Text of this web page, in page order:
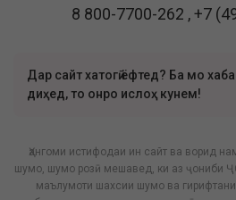
8 800-7700-262 ,+7
Дар сайт хатогӣ ёфтед? Ба мо
диҳед, то онро ислоҳ кунем!
Ҳангоми истифодаи ин сайт ва ворид
шумо, шумо розӣ мешавед, ки аз ҷониби
маълумоти шахсии шумо ва гирифтани